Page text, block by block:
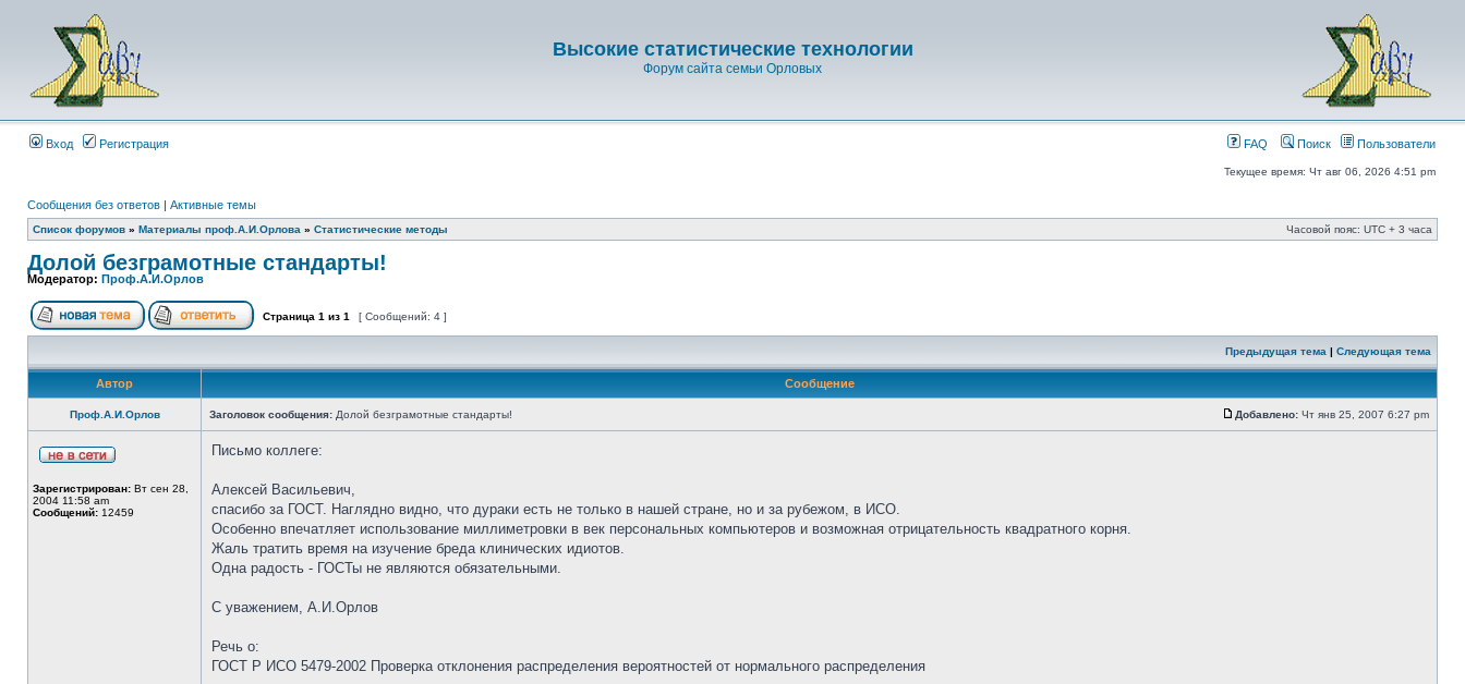
Высокие статистические технологии
Форум сайта семьи Орловых
Вход Регистрация FAQ Поиск Пользователи
Текущее время: Чт авг 06, 2026 4:51 pm
Сообщения без ответов | Активные темы
Список форумов » Материалы проф.А.И.Орлова » Статистические методы Часовой пояс: UTC + 3 часа
Долой безграмотные стандарты!
Модератор: Проф.А.И.Орлов
Страница 1 из 1 [ Сообщений: 4 ]
Предыдущая тема | Следующая тема
Автор Сообщение
Проф.А.И.Орлов Заголовок сообщения: Долой безграмотные стандарты! Добавлено: Чт янв 25, 2007 6:27 pm
Зарегистрирован: Вт сен 28,
2004 11:58 am
Сообщений: 12459
Письмо коллеге:
Алексей Васильевич,
спасибо за ГОСТ. Наглядно видно, что дураки есть не только в нашей стране, но и за рубежом, в ИСО.
Особенно впечатляет использование миллиметровки в век персональных компьютеров и возможная отрицательность квадратного корня.
Жаль тратить время на изучение бреда клинических идиотов.
Одна радость - ГОСТы не являются обязательными.
С уважением, А.И.Орлов
Речь о:
ГОСТ Р ИСО 5479-2002 Проверка отклонения распределения вероятностей от нормального распределения